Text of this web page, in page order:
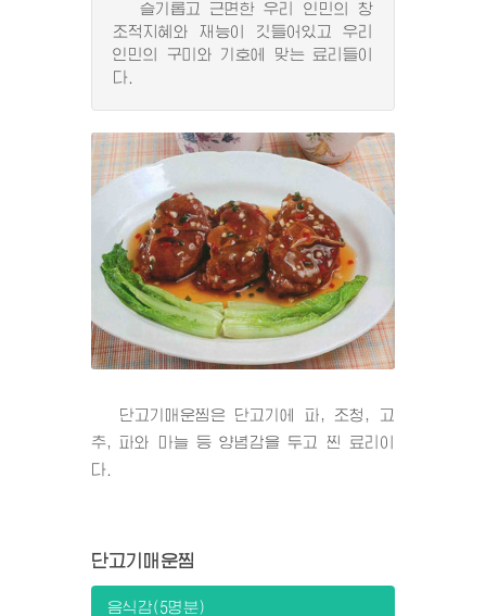
슬기롭고 근면한 우리 인민의 창
조적지혜와 재능이 깃들어있고 우리
인민의 구미와 기호에 맞는 료리들이
다.
단고기매운찜은 단고기에 파, 조청, 고
추, 파와 마늘 등 양념감을 두고 찐 료리이
다.
단고기매운찜
음식감(5명분)